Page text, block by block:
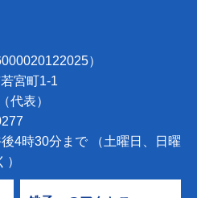
）
宮町1-1
代表）
4時30分まで （土曜日、日曜